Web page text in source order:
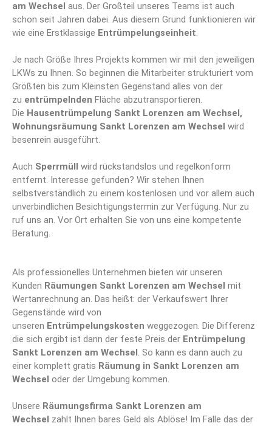
am Wechsel aus. Der Großteil unseres Teams ist auch
schon seit Jahren dabei. Aus diesem Grund funktionieren wir
wie eine Erstklassige Entrümpelungseinheit.
Je nach Größe Ihres Projekts kommen wir mit den jeweiligen
LKWs zu Ihnen. So beginnen die Mitarbeiter strukturiert vom
Größten bis zum Kleinsten Gegenstand alles von der
zu entrümpelnden Fläche abzutransportieren.
Die Hausentrümpelung Sankt Lorenzen am Wechsel,
Wohnungsräumung Sankt Lorenzen am Wechsel wird
besenrein ausgeführt.
Auch Sperrmüll wird rückstandslos und regelkonform
entfernt. Interesse gefunden? Wir stehen Ihnen
selbstverständlich zu einem kostenlosen und vor allem auch
unverbindlichen Besichtigungstermin zur Verfügung. Nur zu
ruf uns an. Vor Ort erhalten Sie von uns eine kompetente
Beratung.
Als professionelles Unternehmen bieten wir unseren
Kunden Räumungen Sankt Lorenzen am Wechsel mit
Wertanrechnung an. Das heißt: der Verkaufswert Ihrer
Gegenstände wird von
unseren Entrümpelungskosten weggezogen. Die Differenz
die sich ergibt ist dann der feste Preis der Entrümpelung
Sankt Lorenzen am Wechsel. So kann es dann auch zu
einer komplett gratis Räumung in Sankt Lorenzen am
Wechsel oder der Umgebung kommen.
Unsere Räumungsfirma Sankt Lorenzen am
Wechsel zahlt Ihnen bares Geld als Ablöse! Im Falle das der